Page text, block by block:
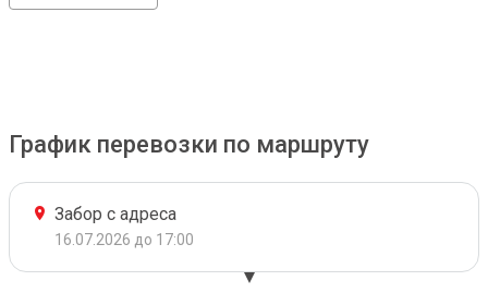
График перевозки по маршруту
Забор с адреса
16.07.2026 до 17:00